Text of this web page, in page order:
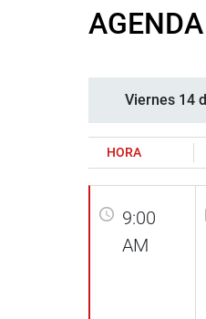
AGENDA
Viernes 14
HORA
9:00
AM